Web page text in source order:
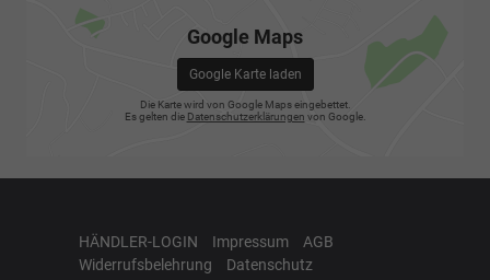
Google Maps
Google Karte laden
Die Karte wird von Google Maps eingebettet.
Es gelten die Datenschutzerklärungen von Google.
HÄNDLER-LOGIN Impressum
AGB
Widerrufsbelehrung
Datenschutz